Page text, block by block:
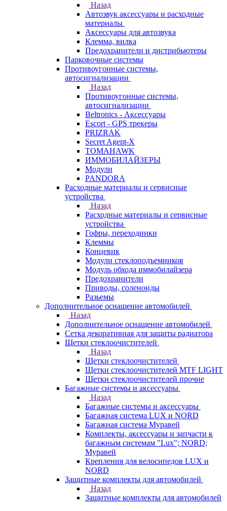
Назад
Автозвук аксессуары и расходные
материалы
Аксессуары для автозвука
Клемма, вилка
Предохранители и дистрибьютеры
Парковочные системы
Противоугонные системы,
автосигнализации
Назад
Противоугонные системы,
автосигнализации
Beltronics - Аксессуары
Escort - GPS трекеры
PRIZRAK
Secret Agent-X
TOMAHAWK
ИММОБИЛАЙЗЕРЫ
Модули
PANDORA
Расходные материалы и сервисные
устройства
Назад
Расходные материалы и сервисные
устройства
Гофры, переходники
Клеммы
Концевик
Модули стеклоподъемников
Модуль обхода иммобилайзера
Предохранители
Приводы, соленоиды
Разьемы
Дополнительное оснащение автомобилей
Назад
Дополнительное оснащение автомобилей
Сетка декоративная для защиты радиатора
Щетки стеклоочистителей
Назад
Щетки стеклоочистителей
Щетки стеклоочистителей MTF LIGHT
Щетки стеклоочистителей прочие
Багажные системы и аксессуары
Назад
Багажные системы и аксессуары
Багажная система LUX и NORD
Багажная система Муравей
Комплекты, аксессуары и запчасти к
багажным системам "Lux"; NORD;
Муравей
Крепления для велосипедов LUX и
NORD
Защитные комплекты для автомобилей
Назад
Защитные комплекты для автомобилей